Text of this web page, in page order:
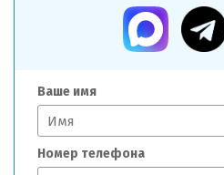
Ваше имя
Номер телефона